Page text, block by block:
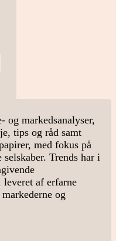
og markedsanalyser,
tips og råd samt
med fokus på
selskaber. Trends har i
leveret af erfarne
og